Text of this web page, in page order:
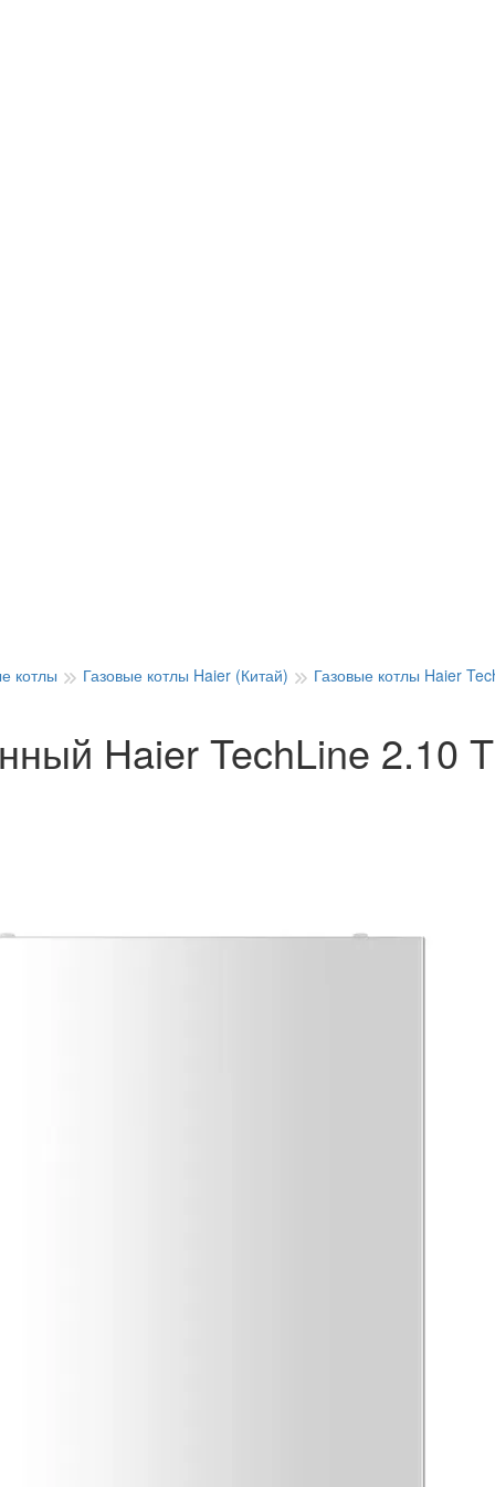
котлы Газовые котлы Haier (Китай) Газовые котлы Haier
Haier TechLine 2.10